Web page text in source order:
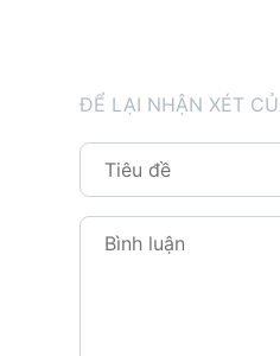
ĐỂ LẠI NHẬN XÉT